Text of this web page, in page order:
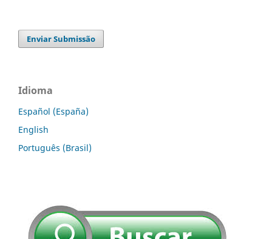
Enviar Submissão
Idioma
Español (España)
English
Português (Brasil)